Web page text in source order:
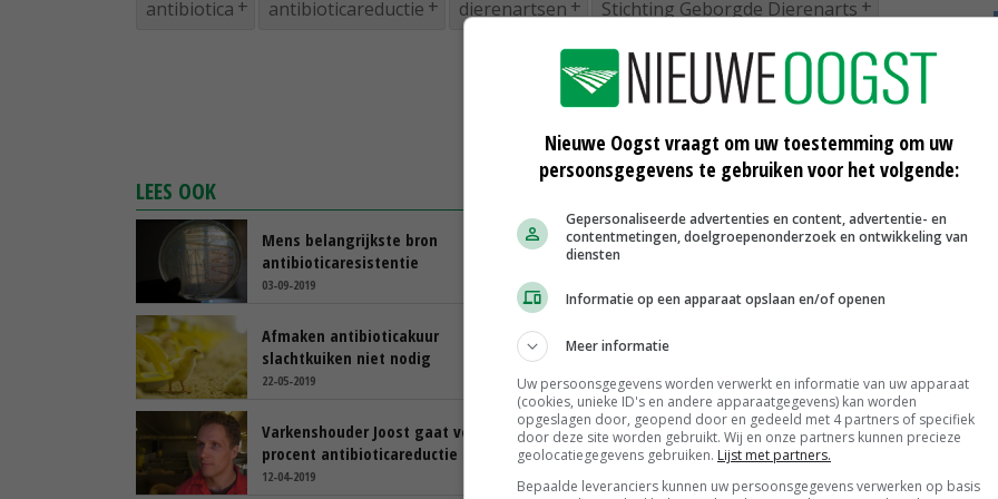
antibiotica antibioticareductie dierenartsen Stichting Geborgde Dierenarts
LEES OOK
Mens belangrijkste bron
antibioticaresistentie
03-09-2019
Minder antibioticagebruik kalkoenen
Afmaken antibioticakuur
slachtkuiken niet nodig
22-05-2019 16-05-2019
Varkenshouder Joost gaat voor 25
procent antibioticareductie
12-04-2019
Gedragsverandering aan basis van
antibioticareductie
Nieuwe Oogst vraagt om uw toestemming om uw
persoonsgegevens te gebruiken voor het volgende:
Gepersonaliseerde advertenties en content, advertentie- en
contentmetingen, doelgroepenonderzoek en ontwikkeling van
diensten
Informatie op een apparaat opslaan en/of openen
Meer informatie
Uw persoonsgegevens worden verwerkt en informatie van uw apparaat
(cookies, unieke ID's en andere apparaatgegevens) kan worden
opgeslagen door, geopend door en gedeeld met 4 partners of specifiek
door deze site worden gebruikt. Wij en onze partners kunnen precieze
geolocatiegegevens gebruiken. Lijst met partners.
Bepaalde leveranciers kunnen uw persoonsgegevens verwerken op basis